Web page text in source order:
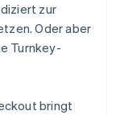
zur
Oder aber
Turnkey-
bringt